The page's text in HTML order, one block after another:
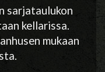
sarjataulukon
kellarissa.
mukaan